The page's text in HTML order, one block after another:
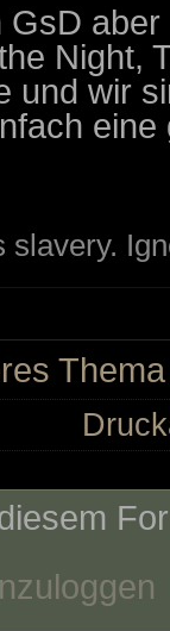
GsD
Night,
und wir
slavery.
Thema